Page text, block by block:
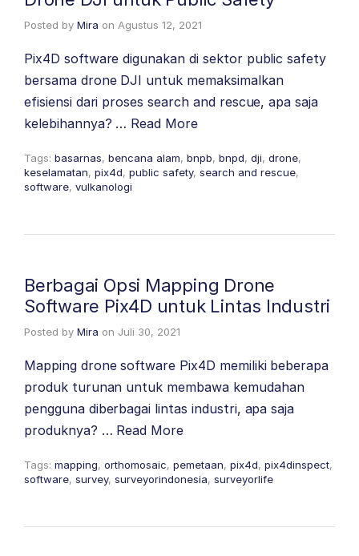
Posted by Mira on Agustus 12, 2021
Pix4D software digunakan di sektor public safety
bersama drone DJI untuk memaksimalkan
efisiensi dari proses search and rescue, apa saja
kelebihannya? … Read More
Tags: basarnas, bencana alam, bnpb, bnpd, dji, drone,
keselamatan, pix4d, public safety, search and rescue,
software, vulkanologi
Berbagai Opsi Mapping Drone
Software Pix4D untuk Lintas Industri
Posted by Mira on Juli 30, 2021
Mapping drone software Pix4D memiliki beberapa
produk turunan untuk membawa kemudahan
pengguna diberbagai lintas industri, apa saja
produknya? … Read More
Tags: mapping, orthomosaic, pemetaan, pix4d, pix4dinspect,
software, survey, surveyorindonesia, surveyorlife